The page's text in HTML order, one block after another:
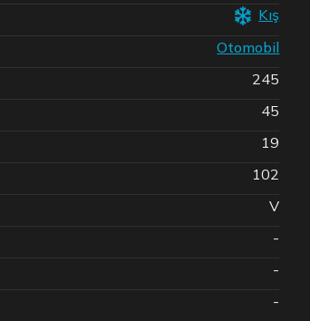
Kış
Otomobil
245
45
19
102
V
-
-
-